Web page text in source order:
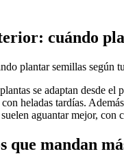
cuándo
se adaptan desde
heladas tardías.
aguantar mejor, con
que mandan